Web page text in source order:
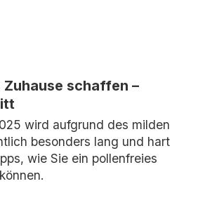
schaffen –
wird aufgrund des milden
besonders lang und hart
wie Sie ein pollenfreies